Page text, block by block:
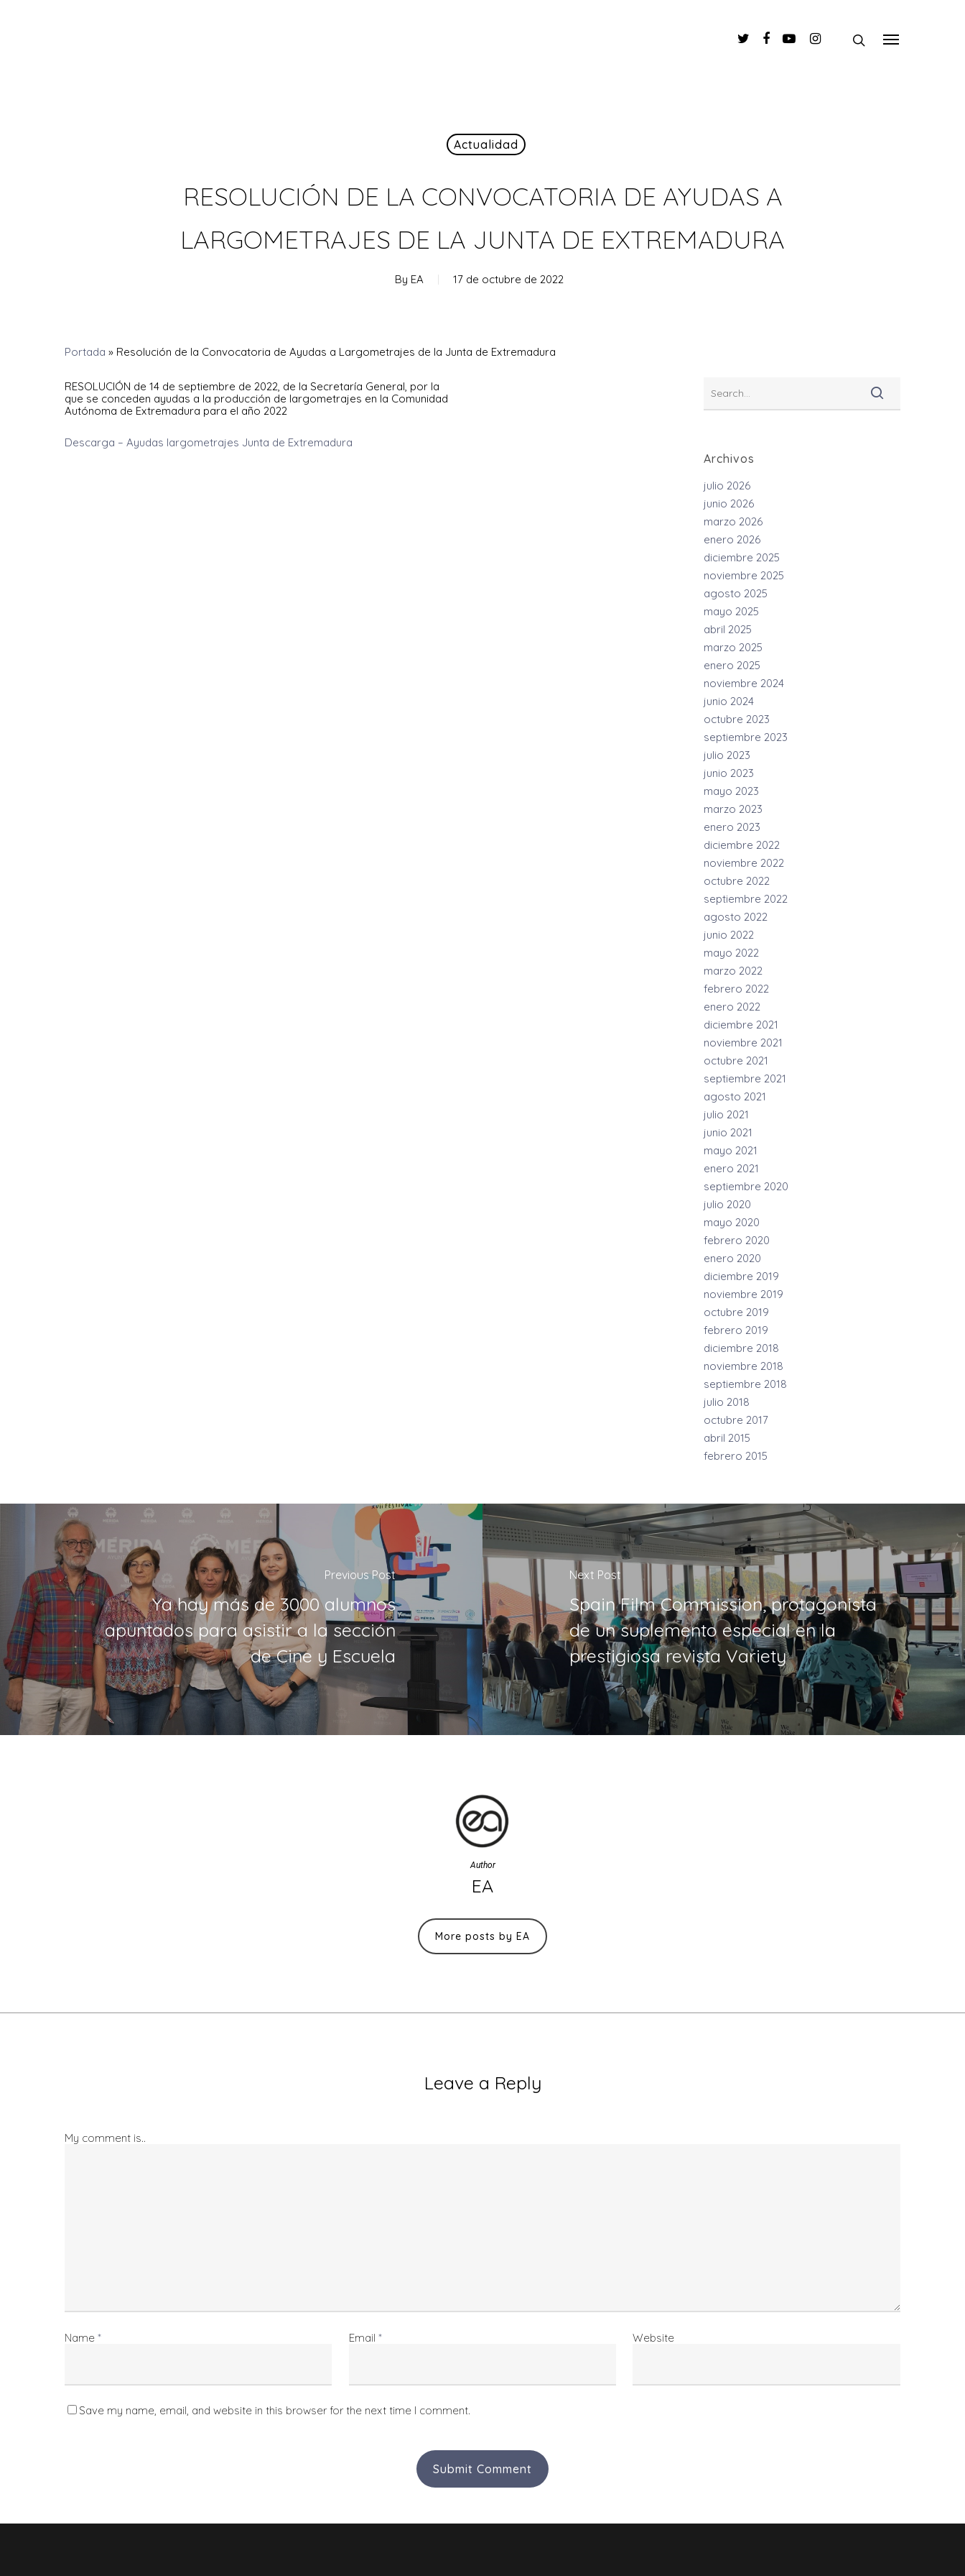
Actualidad
RESOLUCIÓN DE LA CONVOCATORIA DE AYUDAS A
LARGOMETRAJES DE LA JUNTA DE EXTREMADURA
By EA 17 de octubre de 2022
Portada » Resolución de la Convocatoria de Ayudas a Largometrajes de la Junta de Extremadura
RESOLUCIÓN de 14 de septiembre de 2022, de la Secretaría General, por la
que se conceden ayudas a la producción de largometrajes en la Comunidad
Autónoma de Extremadura para el año 2022
Descarga – Ayudas largometrajes Junta de Extremadura
Archivos
julio 2026
junio 2026
marzo 2026
enero 2026
diciembre 2025
noviembre 2025
agosto 2025
mayo 2025
abril 2025
marzo 2025
enero 2025
noviembre 2024
junio 2024
octubre 2023
septiembre 2023
julio 2023
junio 2023
mayo 2023
marzo 2023
enero 2023
diciembre 2022
noviembre 2022
octubre 2022
septiembre 2022
agosto 2022
junio 2022
mayo 2022
marzo 2022
febrero 2022
enero 2022
diciembre 2021
noviembre 2021
octubre 2021
septiembre 2021
agosto 2021
julio 2021
junio 2021
mayo 2021
enero 2021
septiembre 2020
julio 2020
mayo 2020
febrero 2020
enero 2020
diciembre 2019
noviembre 2019
octubre 2019
febrero 2019
diciembre 2018
noviembre 2018
septiembre 2018
julio 2018
octubre 2017
abril 2015
febrero 2015
Previous Post
Ya hay más de 3000 alumnos
apuntados para asistir a la sección
de Cine y Escuela
Next Post
Spain Film Commission, protagonista
de un suplemento especial en la
prestigiosa revista Variety
Author
EA
More posts by EA
Leave a Reply
My comment is..
Name * Email * Website
Save my name, email, and website in this browser for the next time I comment.